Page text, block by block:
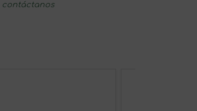
contáctanos